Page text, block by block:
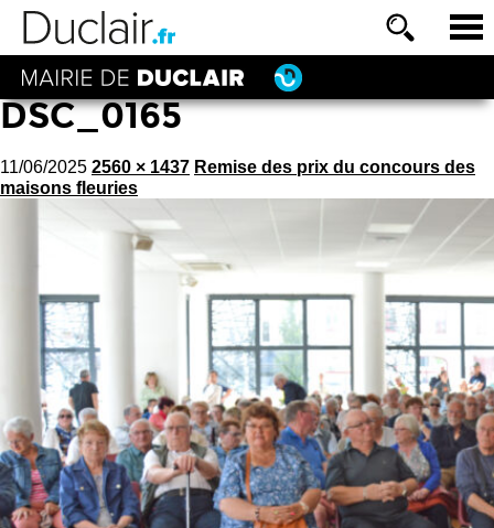
DSC_0165
11/06/2025 2560 × 1437 Remise des prix du concours des
maisons fleuries